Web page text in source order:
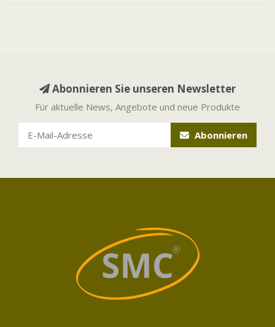
Abonnieren Sie unseren Newsletter
Für aktuelle News, Angebote und neue Produkte
Abonnieren